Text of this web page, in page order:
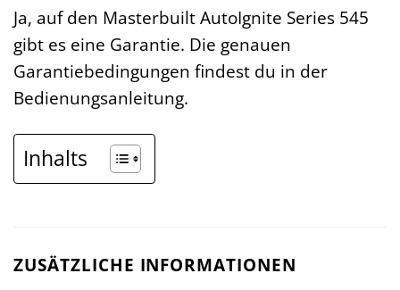
Ja, auf den Masterbuilt AutoIgnite Series 545
gibt es eine Garantie. Die genauen
Garantiebedingungen findest du in der
Bedienungsanleitung.
Inhalts
ZUSÄTZLICHE INFORMATIONEN